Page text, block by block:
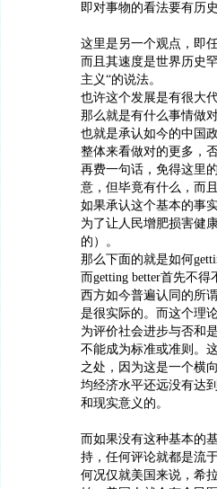
即对事物的看法要有历
这里是另一个观点，即
而且其速度是世界历史
主义“的说法。
也许这个发展是有很大
那么就是有什么事情做对
也就是承认如今的中国
整体来看做对的更多，
再费一句话，免得这里
意，但毕竟有什么，而
如果承认这个基本的事
为了让人民增肥损害健
的）。
那么下面的就是如何
而getting better首先不
西方如今普遍认同的所
是很实际的。而这个理
为评价社会进步与否和
不能成为标准或准则。
之处，因为这是一个横
均经济水平还远没有达
和现实意义的。
而如果没有这种基本的
持，任何评论就都是流
何况仅就美国来说，希